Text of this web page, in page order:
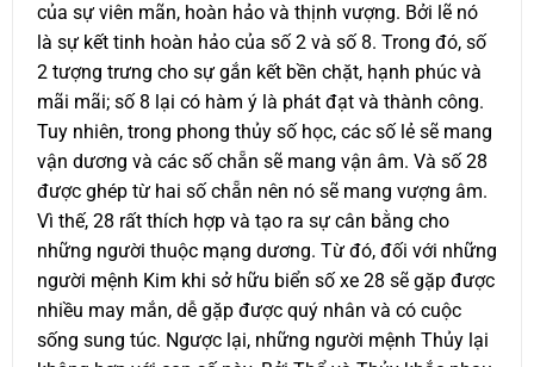
của sự viên mãn, hoàn hảo và thịnh vượng. Bởi lẽ nó
là sự kết tinh hoàn hảo của số 2 và số 8. Trong đó, số
2 tượng trưng cho sự gắn kết bền chặt, hạnh phúc và
mãi mãi; số 8 lại có hàm ý là phát đạt và thành công.
Tuy nhiên, trong phong thủy số học, các số lẻ sẽ mang
vận dương và các số chẵn sẽ mang vận âm. Và số 28
được ghép từ hai số chẵn nên nó sẽ mang vượng âm.
Vì thế, 28 rất thích hợp và tạo ra sự cân bằng cho
những người thuộc mạng dương. Từ đó, đối với những
người mệnh Kim khi sở hữu biển số xe 28 sẽ gặp được
nhiều may mắn, dễ gặp được quý nhân và có cuộc
sống sung túc. Ngược lại, những người mệnh Thủy lại